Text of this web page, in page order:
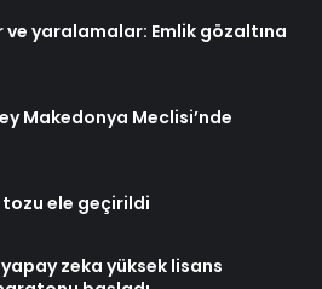
yaralamalar: Emlik gözaltına
Makedonya Meclisi’nde
tozu ele geçirildi
yapay zeka yüksek lisans